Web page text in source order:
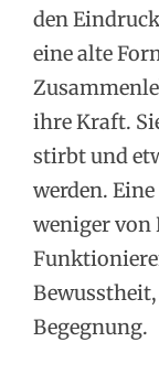
den
eine alte
ihre Kraft.
stirbt und
werden.
weniger von
Begegnung.